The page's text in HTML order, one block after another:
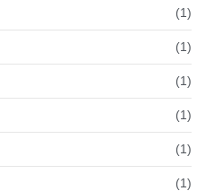
(1)
(1)
(1)
(1)
(1)
(1)